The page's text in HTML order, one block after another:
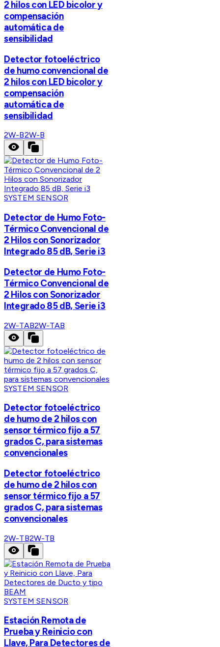
2 hilos con LED bicolor y
compensación
automática de
sensibilidad
Detector fotoeléctrico
de humo convencional de
2 hilos con LED bicolor y
compensación
automática de
sensibilidad
2W-B2W-B
SYSTEM SENSOR
Detector de Humo Foto-
Térmico Convencional de
2 Hilos con Sonorizador
Integrado 85 dB, Serie i3
Detector de Humo Foto-
Térmico Convencional de
2 Hilos con Sonorizador
Integrado 85 dB, Serie i3
2W-TAB2W-TAB
SYSTEM SENSOR
Detector fotoeléctrico
de humo de 2 hilos con
sensor térmico fijo a 57
grados C, para sistemas
convencionales
Detector fotoeléctrico
de humo de 2 hilos con
sensor térmico fijo a 57
grados C, para sistemas
convencionales
2W-TB2W-TB
SYSTEM SENSOR
Estación Remota de
Prueba y Reinicio con
Llave, Para Detectores de